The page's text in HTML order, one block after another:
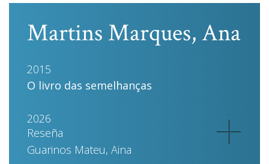
Martins Marques, Ana
2015
O livro das semelhanças
2026
Reseña
Guarinos Mateu, Aina